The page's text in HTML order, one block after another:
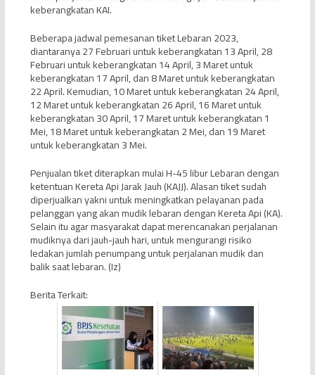
keberangkatan KAI.
Beberapa jadwal pemesanan tiket Lebaran 2023,
diantaranya 27 Februari untuk keberangkatan 13 April, 28
Februari untuk keberangkatan 14 April, 3 Maret untuk
keberangkatan 17 April, dan 8 Maret untuk keberangkatan
22 April. Kemudian, 10 Maret untuk keberangkatan 24 April,
12 Maret untuk keberangkatan 26 April, 16 Maret untuk
keberangkatan 30 April, 17 Maret untuk keberangkatan 1
Mei, 18 Maret untuk keberangkatan 2 Mei, dan 19 Maret
untuk keberangkatan 3 Mei.
Penjualan tiket diterapkan mulai H-45 libur Lebaran dengan
ketentuan Kereta Api Jarak Jauh (KAJJ). Alasan tiket sudah
diperjualkan yakni untuk meningkatkan pelayanan pada
pelanggan yang akan mudik lebaran dengan Kereta Api (KA).
Selain itu agar masyarakat dapat merencanakan perjalanan
mudiknya dari jauh-jauh hari, untuk mengurangi risiko
ledakan jumlah penumpang untuk perjalanan mudik dan
balik saat lebaran. (Iz)
Berita Terkait: